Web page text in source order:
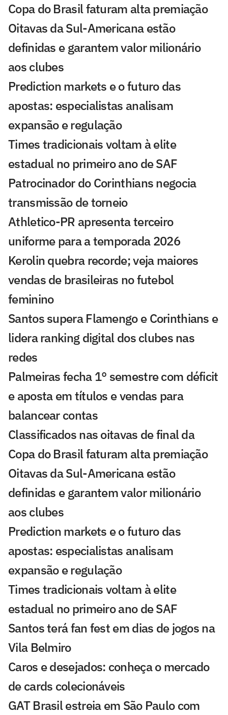
Copa do Brasil faturam alta premiação
Oitavas da Sul-Americana estão
definidas e garantem valor milionário
aos clubes
Prediction markets e o futuro das
apostas: especialistas analisam
expansão e regulação
Times tradicionais voltam à elite
estadual no primeiro ano de SAF
Patrocinador do Corinthians negocia
transmissão de torneio
Athletico-PR apresenta terceiro
uniforme para a temporada 2026
Kerolin quebra recorde; veja maiores
vendas de brasileiras no futebol
feminino
Santos supera Flamengo e Corinthians e
lidera ranking digital dos clubes nas
redes
Palmeiras fecha 1° semestre com déficit
e aposta em títulos e vendas para
balancear contas
Classificados nas oitavas de final da
Copa do Brasil faturam alta premiação
Oitavas da Sul-Americana estão
definidas e garantem valor milionário
aos clubes
Prediction markets e o futuro das
apostas: especialistas analisam
expansão e regulação
Times tradicionais voltam à elite
estadual no primeiro ano de SAF
Santos terá fan fest em dias de jogos na
Vila Belmiro
Caros e desejados: conheça o mercado
de cards colecionáveis
GAT Brasil estreia em São Paulo com